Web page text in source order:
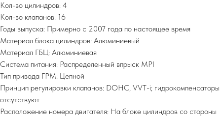
Кол-во цилиндров: 4
Кол-во клапанов: 16
Годы выпуска: Примерно с 2007 года по настоящее время
Материал блока цилиндров: Алюминиевый
Материал ГБЦ: Алюминиевая
Система питания: Распределенный впрыск MPI
Тип привода ГРМ: Цепной
Принцип регулировки клапанов: DOHC, VVT-i; гидрокомпенсаторы
отсутствуют
Расположение номера двигателя: На блоке цилиндров со стороны